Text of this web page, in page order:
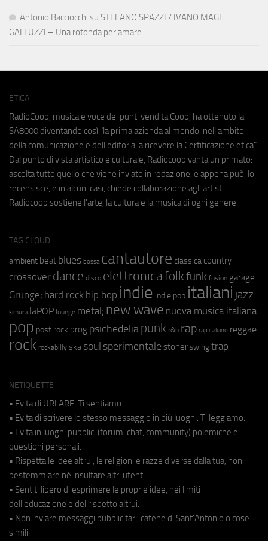
Antonio Bacciocchi su STEFANO SPAZZI / IVANO MAGI
GALLUZZI – Una rotonda per amare
ETICA
RadioCoop, musica e voce dei punti vendita Coop, ha ottenuto la
SA8000 diventando così "la prima azienda al mondo, nell'ambito
della comunicazione e dell'editoria, a ricevere la Certificazione etica".
Dal punto di vista artistico e culturale, Radiocoop vanta un primato:
ascolta tutto quello che viene inviato in redazione, e appena può, lo
recensisce, e in alcuni casi, chiede collaborazione agli artisti.
Radiocoop sostiene l'arte, la cultura e la musica di ogni genere.
TAG CLOUD
ambient beat blues bossa cantautore classica country
crossover dance disco elettronicafolkfunk fusion garage
Grunge; hard rock hip hop indie indie pop italiani jazz
kimura laPOP lounge metal; new wave nuova musica italiana
pop post rock prog psichedeliapunk r&b rap rap italiano reggae
rock rockabilly ska soul sperimentale stoner swing trap
NETIQUETTE
• Evita di URLARE. Ti sentiamo.
• Evita di scrivere lo stesso messaggio in più luoghi. Ti leggiamo.
• Evita in luoghi pubblici (forum, chat, community) polemiche e
questioni personali.
• Rispetta le idee altrui, le religioni e razze diverse dalla tua, non
bestemmiare né insultare altri utenti.
• Sentiti libero di esprimere le proprie idee, nei limiti
dell'educazione e del rispetto altrui.
• Non inviare messaggi pubblicitari, catene di Sant'Antonio o cose
simili.